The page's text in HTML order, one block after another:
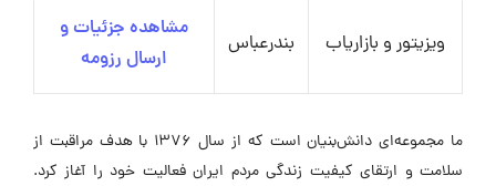
ویزیتور و بازاریاب بندرعباس
مشاهده جزئیات و
ارسال رزومه
ما مجموعه‌ای دانش‌بنیان است که از سال ۱۳۷۶ با هدف مراقبت از
سلامت و ارتقای کیفیت زندگی مردم ایران فعالیت خود را آغاز کرد.